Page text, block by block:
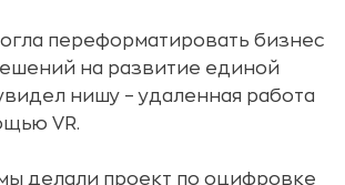
переформатировать бизнес
на развитие единой
нишу – удаленная работа
VR.
делали проект по оцифровке